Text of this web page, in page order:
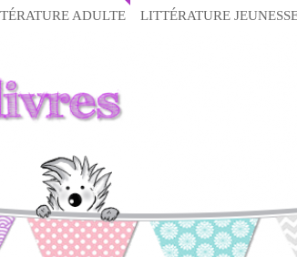
ADULTE LITTÉRATURE